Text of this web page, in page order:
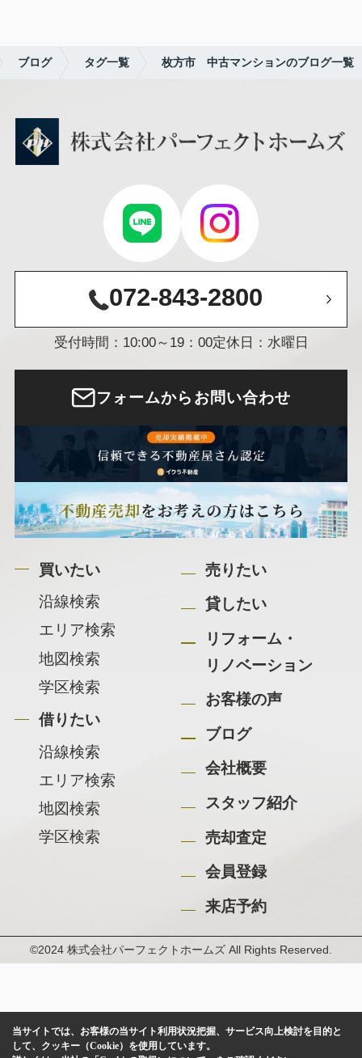
ブログ タグ一覧 枚方市 中古マンションのブログ一覧
072-843-2800
受付時間：10:00～19：00定休日：水曜日
フォームからお問い合わせ
買いたい
沿線検索
エリア検索
地図検索
学区検索
借りたい
沿線検索
エリア検索
地図検索
学区検索
売りたい
貸したい
リフォーム・
リノベーション
お客様の声
ブログ
会社概要
スタッフ紹介
売却査定
会員登録
来店予約
©2024 株式会社パーフェクトホームズ All Rights Reserved.
当サイトでは、お客様の当サイト利用状況把握、サービス向上検討を目的と
して、クッキー（Cookie）を使用しています。